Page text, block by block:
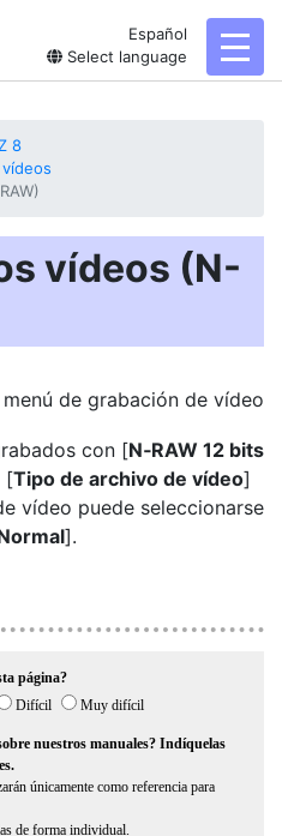
Español
Select language
8
vídeos (N-
menú de grabación de vídeo
con [N‑RAW 12 bits
[Tipo de archivo de vídeo]
vídeo puede seleccionarse
].